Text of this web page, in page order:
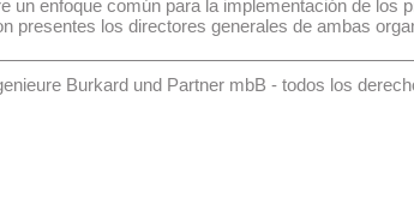
un enfoque común para la implementación de los
presentes los directores generales de ambas
Burkard und Partner mbB - todos los